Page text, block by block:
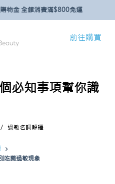
物金 全館消費滿$800免運
前往購買
必知事項幫你識
過敏名詞解釋
吃藥過敏現象